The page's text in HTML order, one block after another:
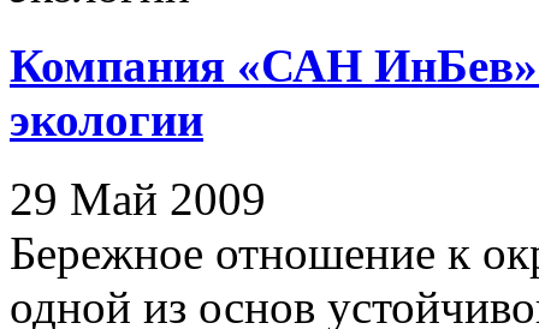
Компания «САН ИнБев»
экологии
29 Май 2009
Бережное отношение к
одной из основ